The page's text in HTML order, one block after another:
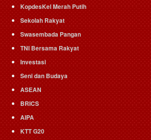
KopdesKel Merah Putih
Sekolah Rakyat
Swasembada Pangan
TNI Bersama Rakyat
Investasi
Seni dan Budaya
ASEAN
BRICS
AIPA
KTT G20